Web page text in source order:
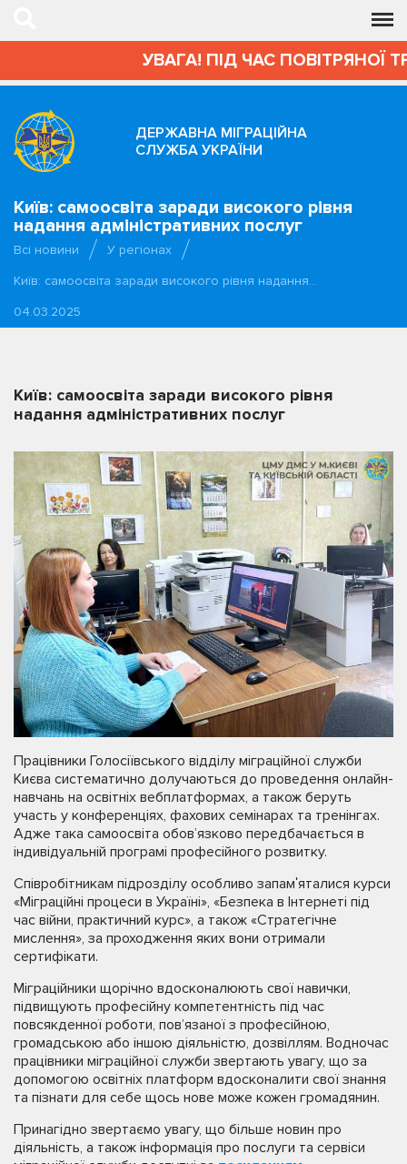
УВАГА! ПІД ЧАС ПОВІТРЯНОЇ
ДЕРЖАВНА МІГРАЦІЙНА
СЛУЖБА УКРАЇНИ
Київ: самоосвіта заради високого рівня
надання адміністративних послуг
Всі новини
У регіонах
Київ: самоосвіта заради високого рівня надання…
04.03.2025
Київ: самоосвіта заради високого рівня
надання адміністративних послуг
Працівники Голосіївського відділу міграційної служби
Києва систематично долучаються до проведення онлайн-
навчань на освітніх вебплатформах, а також беруть
участь у конференціях, фахових семінарах та тренінгах.
Адже така самоосвіта обов’язково передбачається в
індивідуальній програмі професійного розвитку.
Співробітникам підрозділу особливо запамʹяталися курси
«Міграційні процеси в Україні», «Безпека в Інтернеті під
час війни, практичний курс», а також «Стратегічне
мислення», за проходження яких вони отримали
сертифікати.
Міграційники щорічно вдосконалюють свої навички,
підвищують професійну компетентність під час
повсякденної роботи, пов’язаної з професійною,
громадською або іншою діяльністю, дозвіллям. Водночас
працівники міграційної служби звертають увагу, що за
допомогою освітніх платформ вдосконалити свої знання
та пізнати для себе щось нове може кожен громадянин.
Принагідно звертаємо увагу, що більше новин про
діяльність, а також інформація про послуги та сервіси